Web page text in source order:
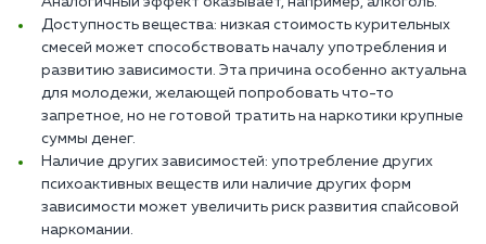
Доступность вещества: низкая стоимость курительных
смесей может способствовать началу употребления и
развитию зависимости. Эта причина особенно актуальна
для молодежи, желающей попробовать что-то
запретное, но не готовой тратить на наркотики крупные
суммы денег.
Наличие других зависимостей: употребление других
психоактивных веществ или наличие других форм
зависимости может увеличить риск развития спайсовой
наркомании.